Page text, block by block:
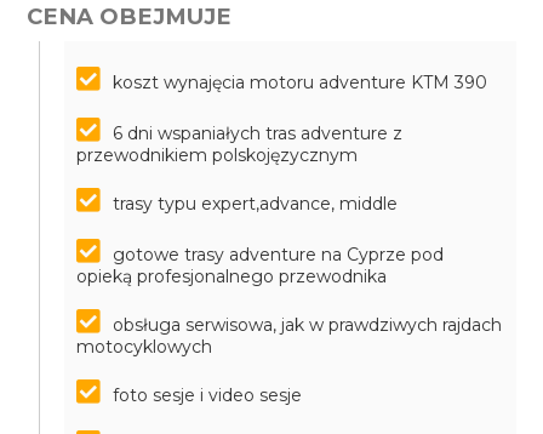
CENA OBEJMUJE
koszt wynajęcia motoru adventure KTM 390
6 dni wspaniałych tras adventure z
przewodnikiem polskojęzycznym
trasy typu expert,advance, middle
gotowe trasy adventure na Cyprze pod
opieką profesjonalnego przewodnika
obsługa serwisowa, jak w prawdziwych rajdach
motocyklowych
foto sesje i video sesje